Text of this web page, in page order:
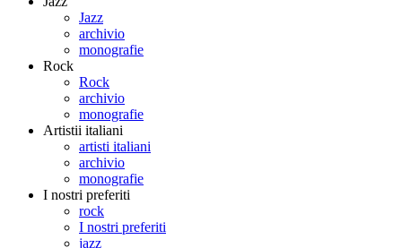
Jazz
archivio
monografie
Rock
Rock
archivio
monografie
Artistii italiani
artisti italiani
archivio
monografie
I nostri preferiti
rock
I nostri preferiti
jazz